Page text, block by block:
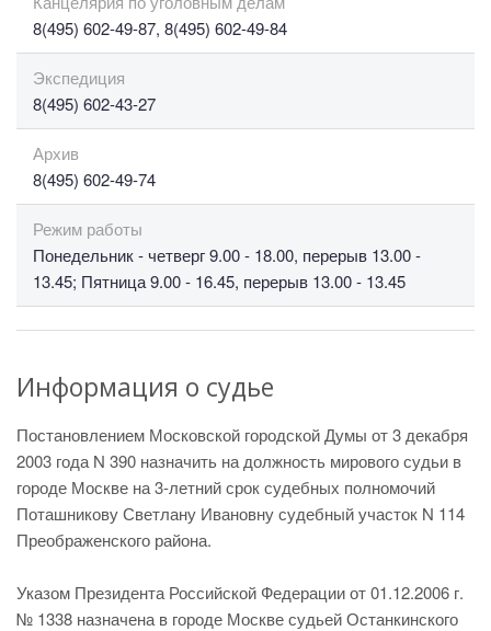
8(495) 602-49-87, 8(495) 602-49-84
Экспедиция
8(495) 602-43-27
Архив
8(495) 602-49-74
Режим работы
Понедельник - четверг 9.00 - 18.00, перерыв 13.00 -
13.45; Пятница 9.00 - 16.45, перерыв 13.00 - 13.45
Информация о судье
Постановлением Московской городской Думы от 3 декабря
2003 года N 390 назначить на должность мирового судьи в
городе Москве на 3-летний срок судебных полномочий
Поташникову Светлану Ивановну судебный участок N 114
Преображенского района.
Указом Президента Российской Федерации от 01.12.2006 г.
№ 1338 назначена в городе Москве судьей Останкинского